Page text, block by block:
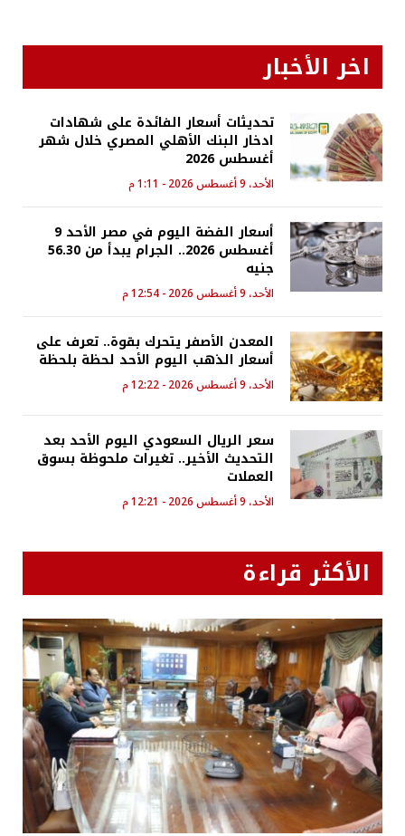
اخر الأخبار
تحديثات أسعار الفائدة على شهادات
ادخار البنك الأهلي المصري خلال شهر
أغسطس 2026
الأحد، 9 أغسطس 2026 - 1:11 م
أسعار الفضة اليوم في مصر الأحد 9
أغسطس 2026.. الجرام يبدأ من 56.30
جنيه
الأحد، 9 أغسطس 2026 - 12:54 م
المعدن الأصفر يتحرك بقوة.. تعرف على
أسعار الذهب اليوم الأحد لحظة بلحظة
الأحد، 9 أغسطس 2026 - 12:22 م
سعر الريال السعودي اليوم الأحد بعد
التحديث الأخير.. تغيرات ملحوظة بسوق
العملات
الأحد، 9 أغسطس 2026 - 12:21 م
الأكثر قراءة